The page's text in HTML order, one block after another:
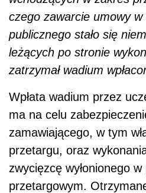
czego zawarcie umowy
publicznego stało się
leżących po stronie
zatrzymał wadium
Wpłata wadium przez
ma na celu
zamawiającego, w tym
przetargu, oraz
zwycięzcę wyłonionego
przetargowym.